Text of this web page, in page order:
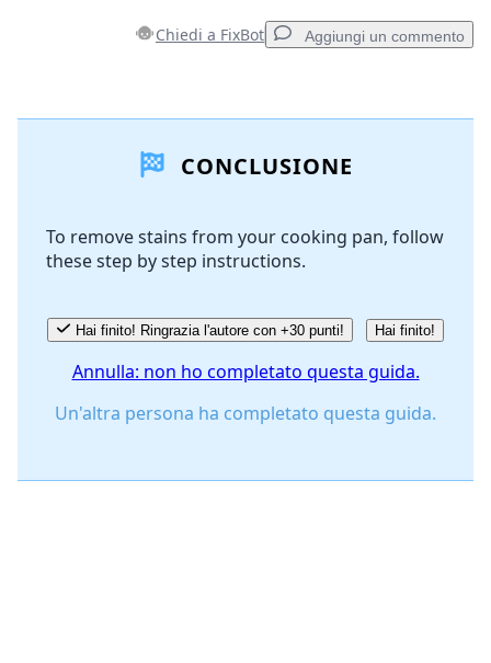
Chiedi a FixBot Aggiungi un commento
Aggiungi Commento
Annulla
CONCLUSIONE
To remove stains from your cooking pan, follow
these step by step instructions.
Hai finito! Ringrazia l'autore con +30 punti! Hai finito!
Annulla: non ho completato questa guida.
Un'altra persona ha completato questa guida.